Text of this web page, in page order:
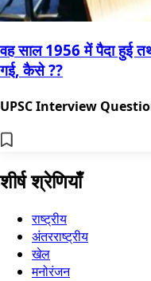
वह साल 1956 में पैदा हुई
गई, कैसे ??
UPSC Interview
शीर्ष श्रेणियाँ
राष्ट्रीय
अंतरराष्ट्रीय
खेल
मनोरंजन